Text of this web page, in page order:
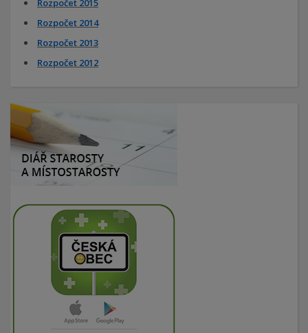
Rozpočet 2015
Rozpočet 2014
Rozpočet 2013
Rozpočet 2012